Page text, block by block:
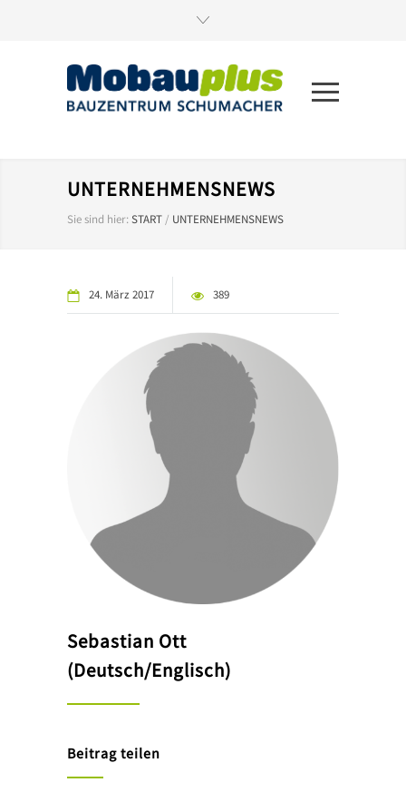
UNTERNEHMENSNEWS
Sie sind hier:START / UNTERNEHMENSNEWS
24. März 2017 389
Sebastian Ott
(Deutsch/Englisch)
Beitrag teilen